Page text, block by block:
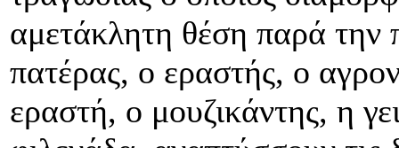
αμετάκλητη θέση παρά την
πατέρας, ο εραστής, ο
εραστή, ο μουζικάντης, η